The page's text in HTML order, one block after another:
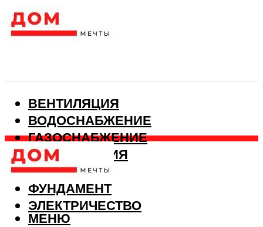
ВЕНТИЛЯЦИЯ
ВОДОСНАБЖЕНИЕ
ГАЗОСНАБЖЕНИЕ
КАНАЛИЗАЦИЯ
ОТОПЛЕНИЕ
ФУНДАМЕНТ
ЭЛЕКТРИЧЕСТВО
МЕНЮ